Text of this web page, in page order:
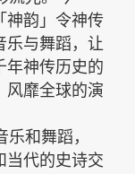
神韵」令神传
乐与舞蹈，让
年神传历史的
风靡全球的演
和舞蹈，
当代的史诗交